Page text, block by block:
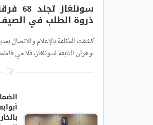
ذروة الطلب في
كشفت المكلفة بالإعلام والاتصال
لوهران التابعة لسونلغاز، فلاحي